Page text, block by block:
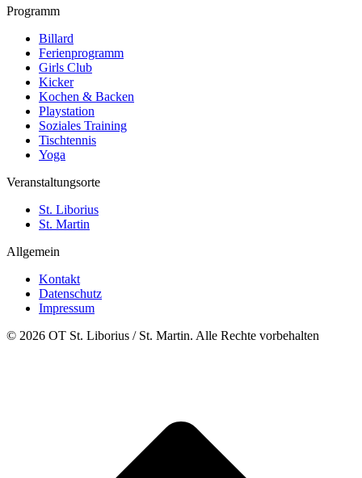
Programm
Billard
Ferienprogramm
Girls Club
Kicker
Kochen & Backen
Playstation
Soziales Training
Tischtennis
Yoga
Veranstaltungsorte
St. Liborius
St. Martin
Allgemein
Kontakt
Datenschutz
Impressum
© 2026 OT St. Liborius / St. Martin. Alle Rechte vorbehalten